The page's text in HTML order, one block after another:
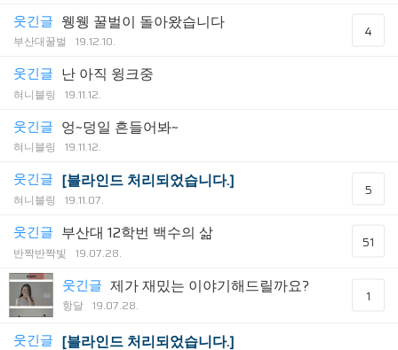
웃긴글 웽웽 꿀벌이 돌아왔습니다
부산대꿀벌 19.12.10.
4
웃긴글 난 아직 윙크중
혀니블링 19.11.12.
웃긴글 엉~덩일 흔들어봐~
혀니블링 19.11.12.
웃긴글 [블라인드 처리되었습니다.]
혀니블링 19.11.07.
5
웃긴글 부산대 12학번 백수의 삶
반짝반짝빛 19.07.28.
51
웃긴글 제가 재밌는 이야기해드릴까요?
항달 19.07.28. 1
웃긴글 [블라인드 처리되었습니다.]